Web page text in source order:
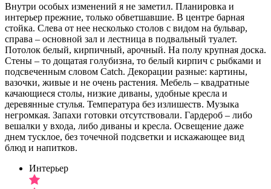
Внутри особых изменений я не заметил. Планировка и
интерьер прежние, только обветшавшие. В центре барная
стойка. Слева от нее несколько столов с видом на бульвар,
справа – основной зал и лестница в подвальный туалет.
Потолок белый, кирпичный, арочный. На полу крупная доска.
Стены – то дощатая голубизна, то белый кирпич с рыбками и
подсвеченным словом Catch. Декорации разные: картины,
вазочки, живые и не очень растения. Мебель – квадратные
качающиеся столы, низкие диваны, удобные кресла и
деревянные стулья. Температура без излишеств. Музыка
негромкая. Запахи готовки отсутствовали. Гардероб – либо
вешалки у входа, либо диваны и кресла. Освещение даже
днем тусклое, без точечной подсветки и искажающее вид
блюд и напитков.
Интерьер